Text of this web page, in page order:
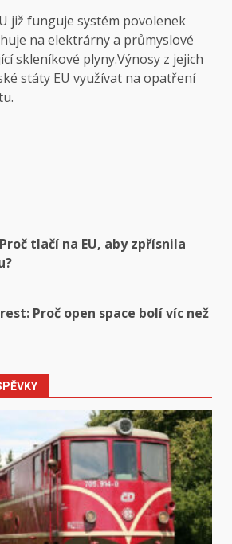
již funguje systém povolenek
na elektrárny a průmyslové
skleníkové plyny.Výnosy z jejich
státy EU využívat na opatření
tlačí na EU, aby zpřísnila
Proč open space bolí víc než